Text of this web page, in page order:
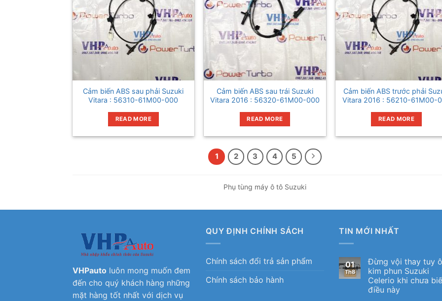
Cảm biến ABS sau phải Suzuki
Vitara : 56310-61M00-000
READ MORE
Cảm biến ABS sau trái Suzuki
Vitara 2016 : 56320-61M00-000
READ MORE
Cảm biến ABS trước phải
Vitara 2016 : 56210-61M00-
READ MORE
1 2 3 4 5
Phụ tùng máy ô tô Suzuki
VHPauto luôn mong muốn đem
đến cho quý khách hàng những
mặt hàng tốt nhất với dịch vụ
QUY ĐỊNH CHÍNH SÁCH
Chính sách đổi trả sản phẩm
Chính sách bảo hành
TIN MỚI NHẤT
01
Th8
Đừng vội thay tuy ô
kim phun Suzuki
Celerio khi chưa
điều này